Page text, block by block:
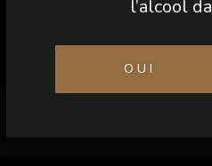
l’alcool
OUI